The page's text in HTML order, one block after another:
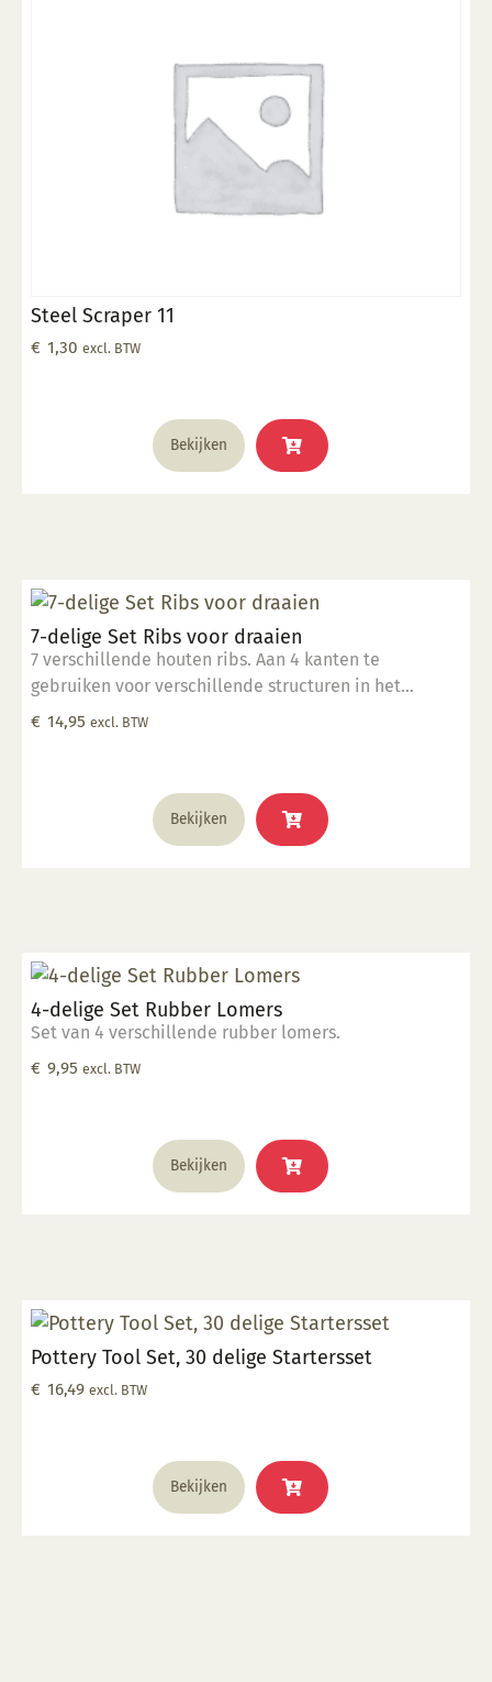
Steel Scraper 11
€ 1,30 excl. BTW
Bekijken
7-delige Set Ribs voor draaien
7 verschillende houten ribs. Aan 4 kanten te
gebruiken voor verschillende structuren in het
draaiwerk.
€ 14,95 excl. BTW
Bekijken
4-delige Set Rubber Lomers
Set van 4 verschillende rubber lomers.
€ 9,95 excl. BTW
Bekijken
Pottery Tool Set, 30 delige Startersset
€ 16,49 excl. BTW
Bekijken